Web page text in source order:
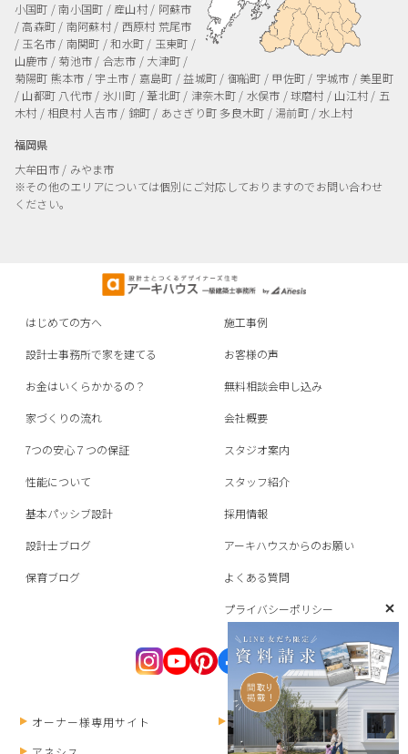
小国町 / 南小国町 / 産山村 / 阿蘇市
/ 高森町 / 南阿蘇村 / 西原村 荒尾市
/ 玉名市 / 南関町 / 和水町 / 玉東町 /
山鹿市 / 菊池市 / 合志市 / 大津町 /
菊陽町 熊本市 / 宇土市 / 嘉島町 / 益城町 / 御船町 / 甲佐町 / 宇城市 / 美里町
/ 山都町 八代市 / 氷川町 / 葦北町 / 津奈木町 / 水俣市 / 球磨村 / 山江村 / 五
木村 / 相良村人吉市 / 錦町 / あさぎり町 多良木町 / 湯前町 / 水上村
福岡県
大牟田市 / みやま市
※その他のエリアについては個別にご対応しておりますのでお問い合わせ
ください。
はじめての方へ
設計士事務所で家を建てる
お金はいくらかかるの？
家づくりの流れ
7つの安心７つの保証
性能について
基本パッシブ設計
設計士ブログ
保育ブログ
施工事例
お客様の声
無料相談会申し込み
会社概要
スタジオ案内
スタッフ紹介
採用情報
アーキハウスからのお願い
よくある質問
プライバシーポリシー
オーナー様専用サイト
ANESIS RECRUIT